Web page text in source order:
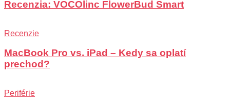
Recenzia: VOCOlinc FlowerBud Smart
Recenzie
MacBook Pro vs. iPad – Kedy sa oplatí
prechod?
Periférie